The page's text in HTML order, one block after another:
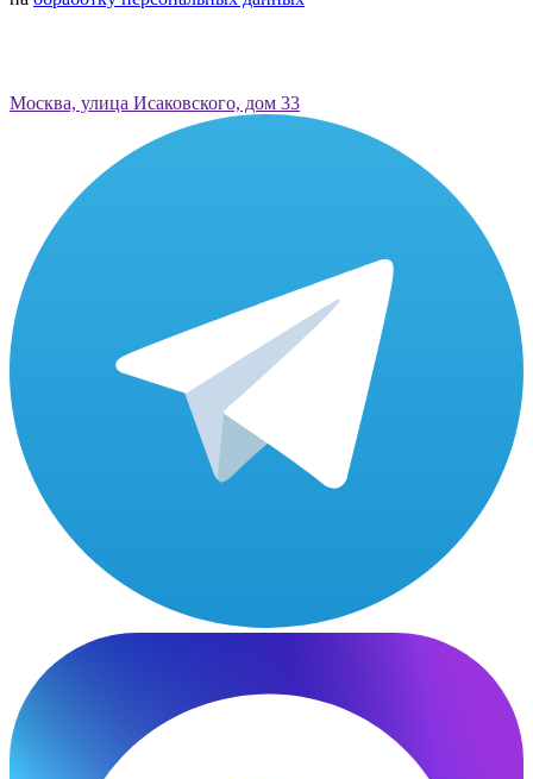
Москва, улица Исаковского, дом 33